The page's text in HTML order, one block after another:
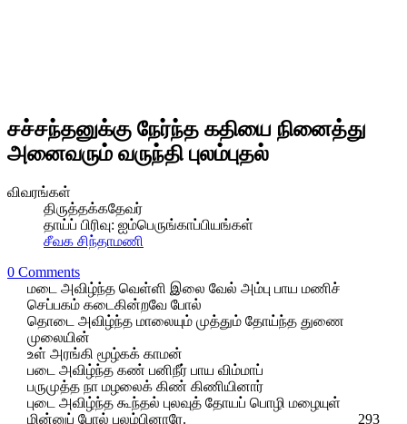
சச்சந்தனுக்கு நேர்ந்த கதியை நினைத்து
அனைவரும் வருந்தி புலம்புதல்
விவரங்கள்
திருத்தக்கதேவர்
தாய்ப் பிரிவு: ஐம்பெருங்காப்பியங்கள்
சீவக சிந்தாமணி
0 Comments
மடை அவிழ்ந்த வெள்ளி இலை வேல் அம்பு பாய மணிச்
செப்பகம் கடைகின்றவே போல்
தொடை அவிழ்ந்த மாலையும் முத்தும் தோய்ந்த துணை
முலையின்
உள் அரங்கி மூழ்கக் காமன்
படை அவிழ்ந்த கண் பனிநீர் பாய விம்மாப்
பருமுத்த நா மழலைக் கிண் கிணியினார்
புடை அவிழ்ந்த கூந்தல் புலவுத் தோயப் பொழி மழையுள்
மின்னுப் போல் புலம்பினாரே.
293